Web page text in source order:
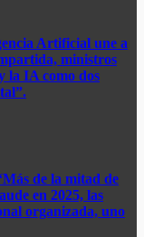
Artificial une a
ministros
la IA como dos
de la mitad de
en 2025, las
organizada, uno